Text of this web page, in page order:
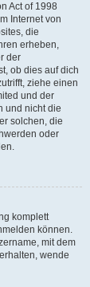
Act of 1998
Internet von
die
erheben,
der
ob dies auf dich
ziehe einen
und der
und nicht die
solchen, die
oder
komplett
können.
mit dem
wende